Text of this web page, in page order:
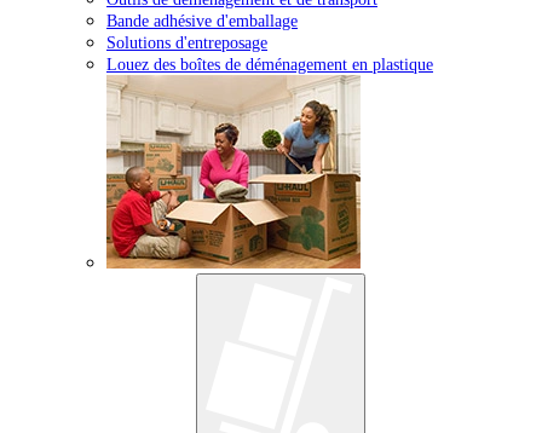
Bande adhésive d'emballage
Solutions d'entreposage
Louez des boîtes de déménagement en plastique